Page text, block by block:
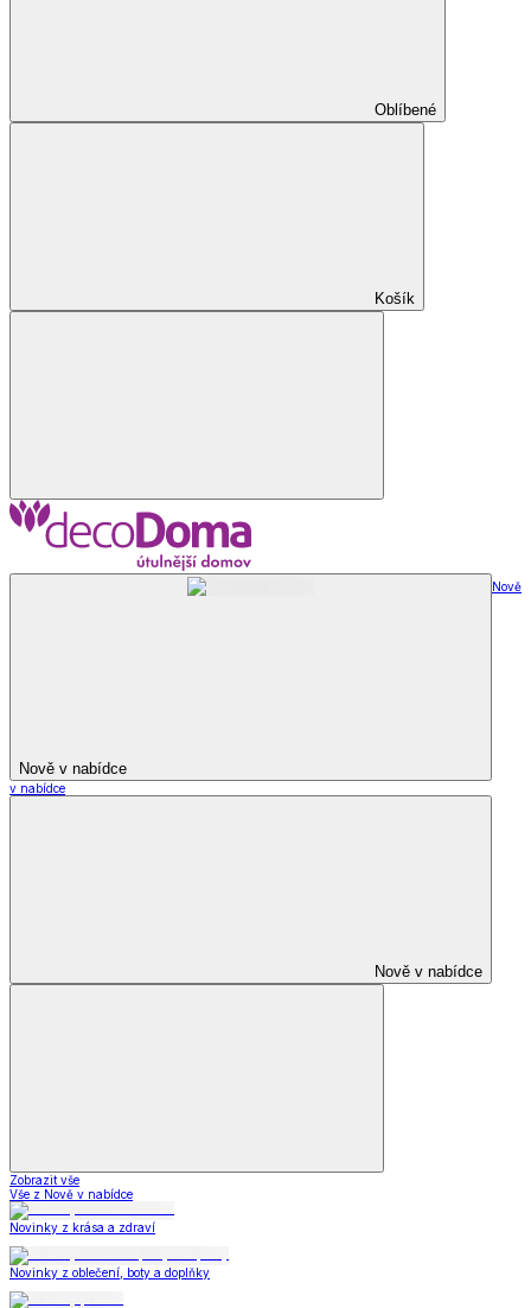
Oblíbené
Košík
Nově v nabídce
Nově
v nabídce
Nově v nabídce
Zobrazit vše
Vše z Nově v nabídce
Novinky z krása a zdraví
Novinky z oblečení, boty a doplňky